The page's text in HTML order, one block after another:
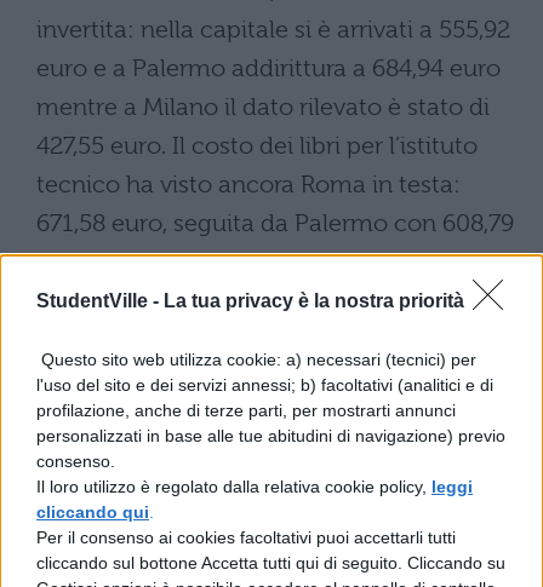
StudentVille - La tua privacy è la nostra priorità
Questo sito web utilizza cookie: a) necessari (tecnici) per
l'uso del sito e dei servizi annessi; b) facoltativi (analitici e di
profilazione, anche di terze parti, per mostrarti annunci
personalizzati in base alle tue abitudini di navigazione) previo
consenso.
Il loro utilizzo è regolato dalla relativa cookie policy, leggi
cliccando qui
Per il consenso ai cookies facoltativi puoi accettarli tutti
cliccando sul bottone Accetta tutti qui di seguito. Cliccando su
invertita: nella capitale si è arrivati a 555,92
euro e a Palermo addirittura a 684,94 euro
mentre a Milano il dato rilevato è stato di
427,55 euro. Il costo dei libri per l’istituto
tecnico ha visto ancora Roma in testa:
671,58 euro, seguita da Palermo con 608,79
euro e da Milano con 383,8 euro.
Il provvedimento
Da parte sua il ministero della Pubblica
Istruzione nel 2007 ha varato un
provvedimento che ha assegnato 103
milioni e 291 mila euro, pari a 200 miliardi
di vecchie lire, alle amministrazioni locali
per l’anno scolastico 2007-2008, per la